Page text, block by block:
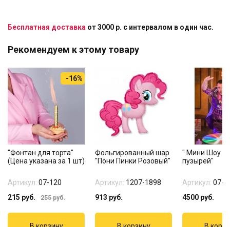
Бесплатная доставка от 3000 р. с интервалом в один час.
Рекомендуем к этому товару
-16%
"Фонтан для торта"
(Цена указана за 1 шт)
Артикул: 07-120
215 руб. 255руб.
Фольгированный шар
"Пони Пинки Розовый"
Артикул: 1207-1898
913 руб.
" Мини Шоу
пузырей"
Артикул: 07-
4500 руб.